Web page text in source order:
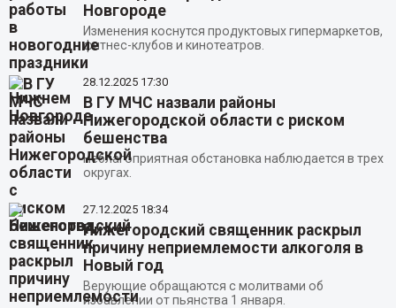
Новгороде
Изменения коснутся продуктовых гипермаркетов,
фитнес-клубов и кинотеатров.
28.12.2025 17:30
В ГУ МЧС назвали районы
Нижегородской области с риском
бешенства
Неблагоприятная обстановка наблюдается в трех
округах.
27.12.2025 18:34
Нижегородский священник раскрыл
причину неприемлемости алкоголя в
Новый год
Верующие обращаются с молитвами об
избавлении от пьянства 1 января.